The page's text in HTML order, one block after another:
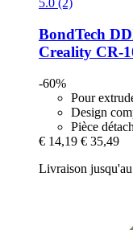
5.0 (2)
BondTech
Creality CR-​
-60%
Pour
Design
Pièce
€ 14,19 € 35,49
Livraison